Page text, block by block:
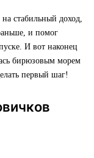
стабильный доход,
и помог
И вот наконец
бирюзовым морем
первый шаг!